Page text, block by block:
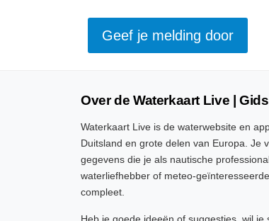
Over de Waterkaart Live | Gids
Waterkaart Live is de waterwebsite en
Duitsland en grote delen van Europa. Je
gegevens die je als nautische
waterliefhebber of meteo-
compleet.